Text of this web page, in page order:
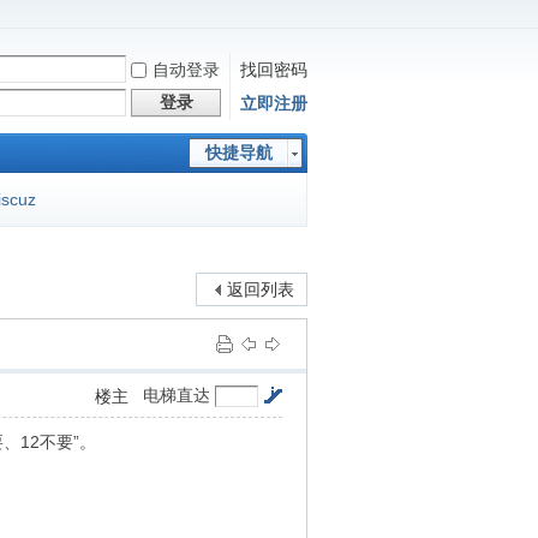
自动登录
找回密码
登录
立即注册
快捷导航
返回列表
电梯直达
楼主
12不要”。